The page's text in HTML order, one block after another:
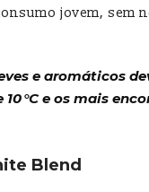
jovem, sem
e aromáticos
°C e os mais
Blend